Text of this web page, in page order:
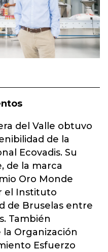
del Valle obtuvo
de la
Ecovadis. Su
de la marca
Oro Monde
el Instituto
de Bruselas entre
También
Organización
Esfuerzo